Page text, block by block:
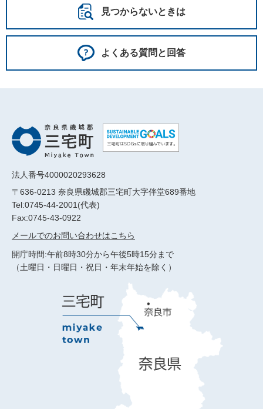
見つからないときは
よくある質問と回答
法人番号4000020293628
〒636-0213 奈良県磯城郡三宅町大字伴堂689番地
Tel:0745-44-2001(代表)
Fax:0745-43-0922
メールでのお問い合わせはこちら
開庁時間:午前8時30分から午後5時15分まで
（土曜日・日曜日・祝日・年末年始を除く）